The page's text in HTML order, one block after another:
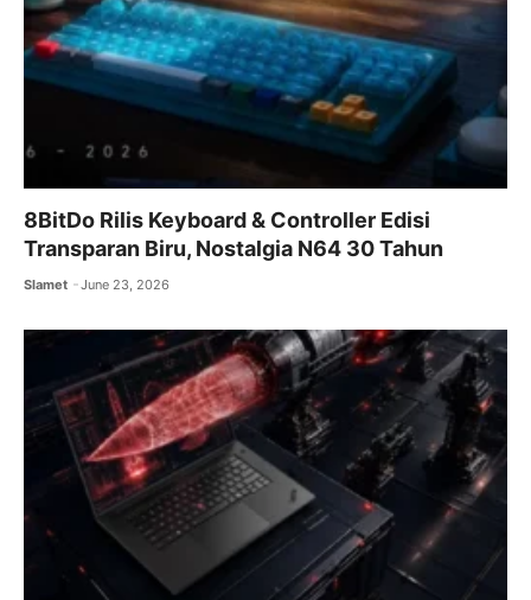
8BitDo Rilis Keyboard & Controller Edisi
Transparan Biru, Nostalgia N64 30 Tahun
Slamet June 23, 2026